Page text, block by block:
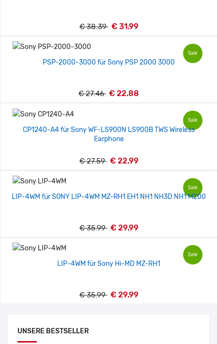
UNSERE BESTSELLER
€ 38.39 € 31.99
Sale
PSP-2000-3000 für Sony PSP 2000 3000
€ 27.46 € 22.88
Sale
CP1240-A4 für Sony WF-LS900N LS900B TWS Wireless
Earphone
€ 27.59 € 22.99
Sale
LIP-4WM für SONY LIP-4WM MZ-RH1 EH1 NH1 NH3D NH1 M200
€ 35.99 € 29.99
Sale
LIP-4WM für Sony Hi-MD MZ-RH1
€ 35.99 € 29.99